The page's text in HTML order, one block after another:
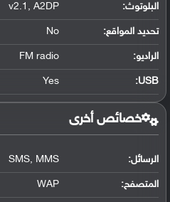
البلوتوث:
v2.1, A2DP
تحديد المواقع:
No
الراديو: FM radio
USB
:
Yes
خصائص أخرى
الرسائل: SMS, MMS
المتصفح: WAP